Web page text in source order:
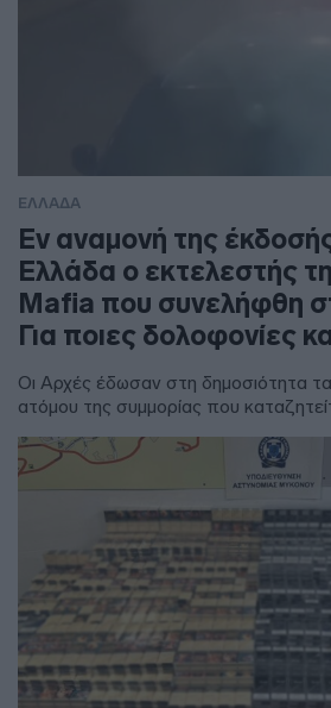
ΕΛΛΑΔΑ
Εν αναμονή της
Ελλάδα ο εκτελεστής
Mafia που συνελήφθη
Για ποιες δολοφονίες
Οι Αρχές έδωσαν στη δημοσιότητα τα
ατόμου της συμμορίας που